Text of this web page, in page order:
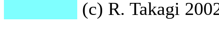
(c) R. Takagi